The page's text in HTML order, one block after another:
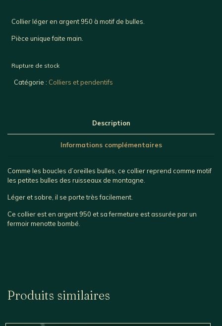
Collier léger en argent 950 à motif de bulles.
Pièce unique faite main.
Rupture de stock
Catégorie : Colliers et pendentifs
Description
Informations complémentaires
Comme les boucles d’oreilles bulles, ce collier reprend comme motif
les petites bulles des ruisseaux de montagne.
Léger et sobre, il se porte très facilement.
Ce collier est en argent 950 et sa fermeture est assurée par un
fermoir menotte bombé.
Produits similaires